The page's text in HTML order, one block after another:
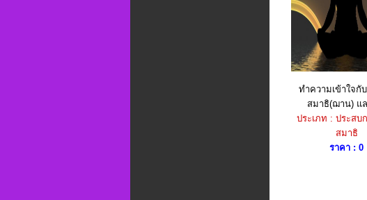
ทำความเข้าใจกั
สมาธิ(ฌาน) แ
ประเภท : ประสบ
สมาธิ
ราคา : 0